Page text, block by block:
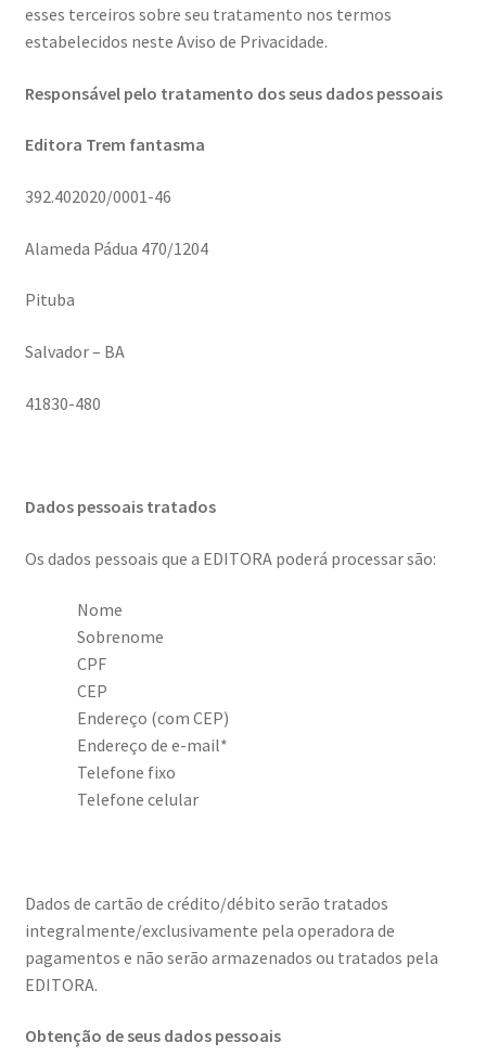
esses terceiros sobre seu tratamento nos termos
estabelecidos neste Aviso de Privacidade.
Responsável pelo tratamento dos seus dados pessoais
Editora Trem fantasma
392.402020/0001-46
Alameda Pádua 470/1204
Pituba
Salvador – BA
41830-480
Dados pessoais tratados
Os dados pessoais que a EDITORA poderá processar são:
Nome
Sobrenome
CPF
CEP
Endereço (com CEP)
Endereço de e-mail*
Telefone fixo
Telefone celular
Dados de cartão de crédito/débito serão tratados
integralmente/exclusivamente pela operadora de
pagamentos e não serão armazenados ou tratados pela
EDITORA.
Obtenção de seus dados pessoais